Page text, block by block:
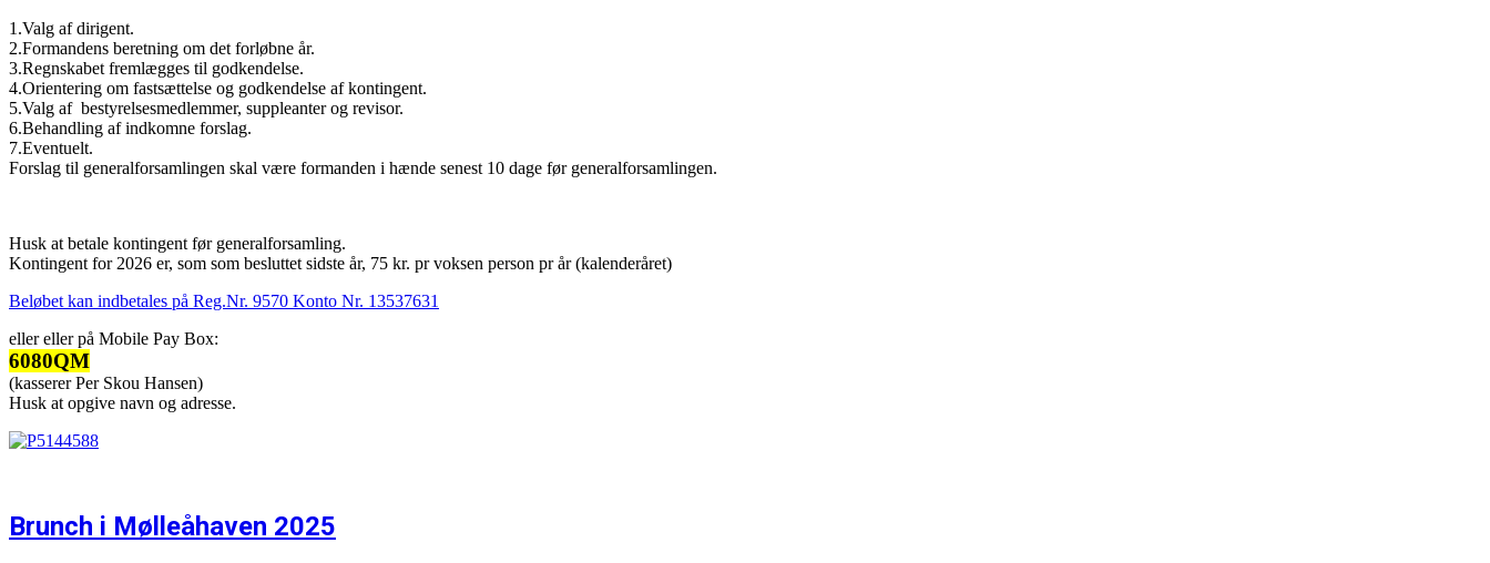
1.Valg af dirigent.
2.Formandens beretning om det forløbne år.
3.Regnskabet fremlægges til godkendelse.
4.Orientering om fastsættelse og godkendelse af kontingent.
5.Valg af bestyrelsesmedlemmer, suppleanter og revisor.
6.Behandling af indkomne forslag.
7.Eventuelt.
Forslag til generalforsamlingen skal være formanden i hænde senest 10 dage før generalforsamlingen.
Husk at betale kontingent før generalforsamling.
Kontingent for 2026 er, som som besluttet sidste år, 75 kr. pr voksen person pr år (kalenderåret)
Beløbet kan indbetales på Reg.Nr. 9570 Konto Nr. 13537631
eller eller på Mobile Pay Box:
6080QM
(kasserer Per Skou Hansen)
Husk at opgive navn og adresse.
Brunch i Mølleåhaven 2025